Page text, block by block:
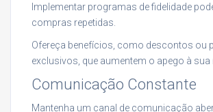
Implementar programas de fidelidade
compras repetidas.
Ofereça benefícios, como descontos ou
exclusivos, que aumentem o apego à sua
Comunicação Constante
Mantenha um canal de comunicação